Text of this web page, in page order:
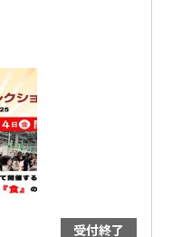
受付終了